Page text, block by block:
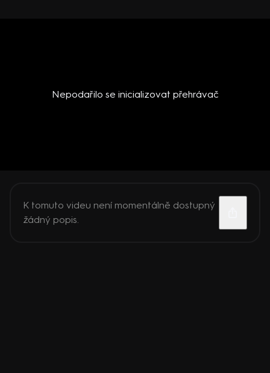
Nepodařilo se inicializovat přehrávač
K tomuto videu není momentálně dostupný
žádný popis.